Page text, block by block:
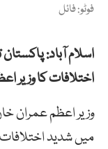
فوٹو: فائل
اسلام آباد:
اختلافات کا وزیر
وزیر اعظم عمران
میں شدید